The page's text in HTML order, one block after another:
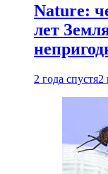
Nature:
лет
2 года спустя2